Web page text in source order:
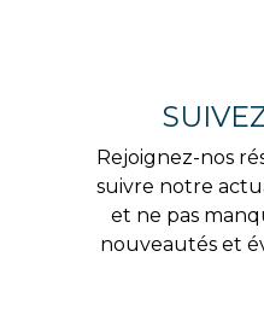
Rejoignez-nos
suivre notre
et ne pas
nouveautés et